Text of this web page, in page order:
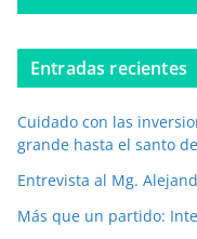
Entradas recientes
Cuidado con las
grande hasta el santo
Entrevista al Mg.
Más que un partido: